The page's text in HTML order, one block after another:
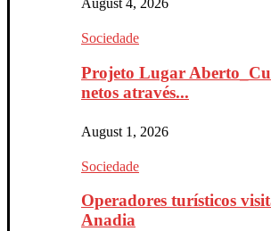
August 4, 2026
Sociedade
Projeto Lugar
netos através...
August 1, 2026
Sociedade
Operadores turísticos
Anadia